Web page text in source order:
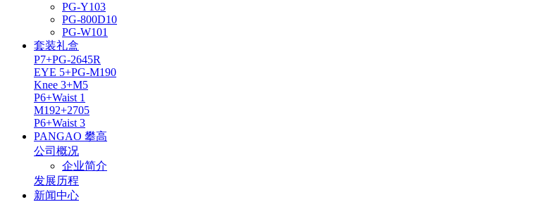
PG-Y103
PG-800D10
PG-W101
套装礼盒
P7+PG-2645R
EYE 5+PG-M190
Knee 3+M5
P6+Waist 1
M192+2705
P6+Waist 3
PANGAO 攀高
公司概况
企业简介
发展历程
新闻中心